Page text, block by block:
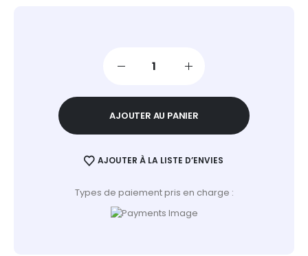
AJOUTER AU PANIER
AJOUTER À LA LISTE D’ENVIES
Types de paiement pris en charge :